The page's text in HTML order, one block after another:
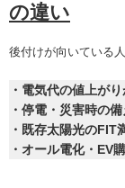
の違い
後付けが向いている
・電気代の値上が
・停電・災害時の
・既存太陽光のFIT
・オール電化・EV